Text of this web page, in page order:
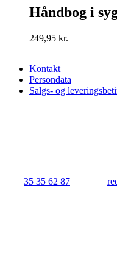
Håndbog i
249,95 kr.
Kontakt
Persondata
Salgs- og
35 35 62 87